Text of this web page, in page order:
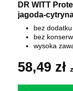
DR WITT
jagoda-
bez
bez
wysoka
58,49 zł